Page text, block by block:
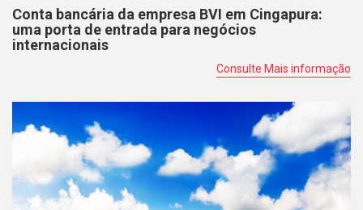
Conta bancária da empresa BVI em Cingapura:
uma porta de entrada para negócios
internacionais
Consulte Mais informação